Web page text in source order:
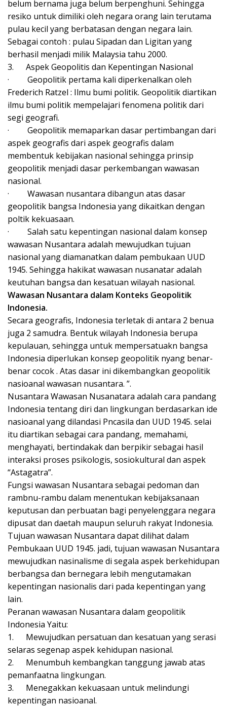
belum bernama juga belum berpenghuni. Sehingga
resiko untuk dimiliki oleh negara orang lain terutama
pulau kecil yang berbatasan dengan negara lain.
Sebagai contoh : pulau Sipadan dan Ligitan yang
berhasil menjadi milik Malaysia tahu 2000.
3.
Aspek Geopolitis dan Kepentingan Nasional
·
Geopolitik pertama kali diperkenalkan oleh
Frederich Ratzel : Ilmu bumi politik. Geopolitik diartikan
ilmu bumi politik mempelajari fenomena politik dari
segi geografi.
·
Geopolitik memaparkan dasar pertimbangan dari
aspek geografis dari aspek geografis dalam
membentuk kebijakan nasional sehingga prinsip
geopolitik menjadi dasar perkembangan wawasan
nasional.
·
Wawasan nusantara dibangun atas dasar
geopolitik bangsa Indonesia yang dikaitkan dengan
poltik kekuasaan.
·
Salah satu kepentingan nasional dalam konsep
wawasan Nusantara adalah mewujudkan tujuan
nasional yang diamanatkan dalam pembukaan UUD
1945. Sehingga hakikat wawasan nusanatar adalah
keutuhan bangsa dan kesatuan wilayah nasional.
Wawasan Nusantara dalam Konteks Geopolitik
Indonesia.
Secara geografis, Indonesia terletak di antara 2 benua
juga 2 samudra. Bentuk wilayah Indonesia berupa
kepulauan, sehingga untuk mempersatuakn bangsa
Indonesia diperlukan konsep geopolitik nyang benar-
benar cocok . Atas dasar ini dikembangkan geopolitik
nasioanal wawasan nusantara. ”.
Nusantara Wawasan Nusanatara adalah cara pandang
Indonesia tentang diri dan lingkungan berdasarkan ide
nasioanal yang dilandasi Pncasila dan UUD 1945. selai
itu diartikan sebagai cara pandang, memahami,
menghayati, bertindakak dan berpikir sebagai hasil
interaksi proses psikologis, sosiokultural dan aspek
“Astagatra”.
Fungsi wawasan Nusantara sebagai pedoman dan
rambnu-rambu dalam menentukan kebijaksanaan
keputusan dan perbuatan bagi penyelenggara negara
dipusat dan daetah maupun seluruh rakyat Indonesia.
Tujuan wawasan Nusantara dapat dilihat dalam
Pembukaan UUD 1945. jadi, tujuan wawasan Nusantara
mewujudkan nasinalisme di segala aspek berkehidupan
berbangsa dan bernegara lebih mengutamakan
kepentingan nasionalis dari pada kepentingan yang
lain.
Peranan wawasan Nusantara dalam geopolitik
Indonesia Yaitu:
1.
Mewujudkan persatuan dan kesatuan yang serasi
selaras segenap aspek kehidupan nasional.
2.
Menumbuh kembangkan tanggung jawab atas
pemanfaatna lingkungan.
3.
Menegakkan kekuasaan untuk melindungi
kepentingan nasioanal.